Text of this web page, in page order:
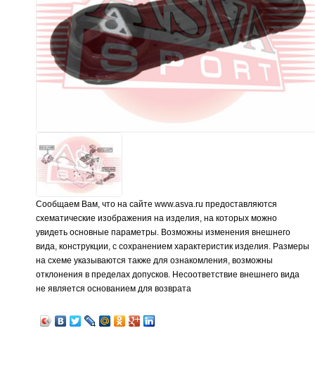
Сообщаем Вам, что на сайте www.asva.ru предоставляются
схематические изображения на изделия, на которых можно
увидеть основные параметры. Возможны изменения внешнего
вида, конструкции, с сохранением характеристик изделия. Размеры
на схеме указываются также для ознакомления, возможны
отклонения в пределах допусков. Несоответствие внешнего вида
не является основанием для возврата